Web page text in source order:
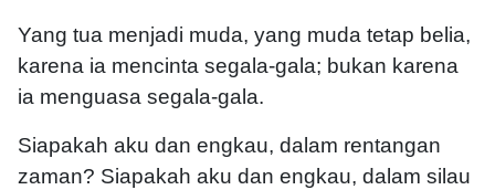
Yang tua menjadi muda, yang muda tetap belia,
karena ia mencinta segala-gala; bukan karena
ia menguasa segala-gala.
Siapakah aku dan engkau, dalam rentangan
zaman? Siapakah aku dan engkau, dalam silau